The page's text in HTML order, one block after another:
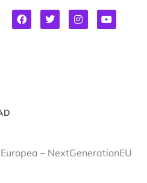
– NextGenerationEU